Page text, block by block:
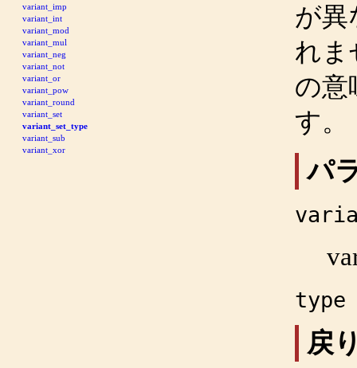
variant_imp
variant_int
variant_mod
variant_mul
variant_neg
variant_not
variant_or
variant_pow
variant_round
variant_set
variant_set_type
variant_sub
variant_xor
が異
れま
の
す。
パ
type
戻